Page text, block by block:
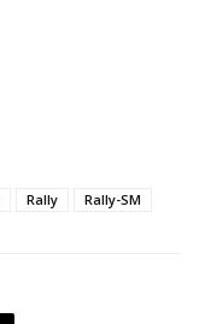
Rally Rally-SM